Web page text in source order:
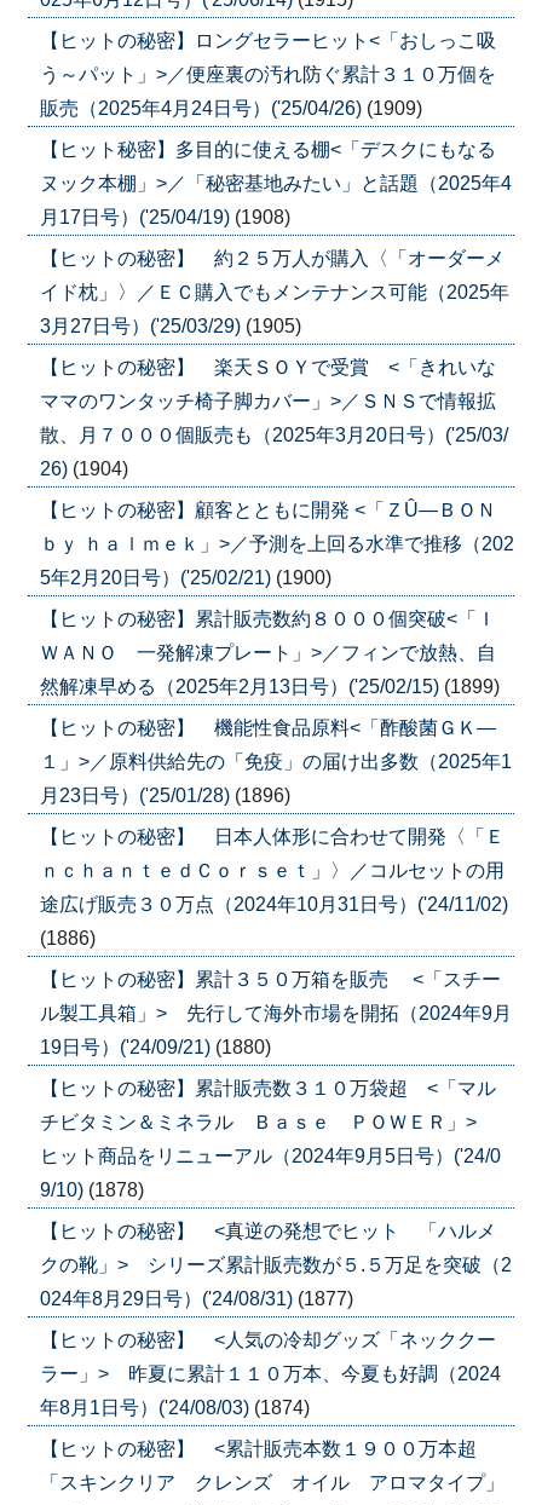
【ヒットの秘密】ロングセラーヒット<「おしっこ吸
う～パット」>／便座裏の汚れ防ぐ累計３１０万個を
販売（2025年4月24日号）('25/04/26) (1909)
【ヒット秘密】多目的に使える棚<「デスクにもなる
ヌック本棚」>／「秘密基地みたい」と話題（2025年4
月17日号）('25/04/19) (1908)
【ヒットの秘密】 約２５万人が購入〈「オーダーメ
イド枕」〉／ＥＣ購入でもメンテナンス可能（2025年
3月27日号）('25/03/29) (1905)
【ヒットの秘密】 楽天ＳＯＹで受賞 <「きれいな
ママのワンタッチ椅子脚カバー」>／ＳＮＳで情報拡
散、月７０００個販売も（2025年3月20日号）('25/03/
26) (1904)
【ヒットの秘密】顧客とともに開発 <「ＺÛ―ＢＯＮ
ｂｙ ｈａｌｍｅｋ」>／予測を上回る水準で推移（202
5年2月20日号）('25/02/21) (1900)
【ヒットの秘密】累計販売数約８０００個突破<「Ｉ
ＷＡＮＯ 一発解凍プレート」>／フィンで放熱、自
然解凍早める（2025年2月13日号）('25/02/15) (1899)
【ヒットの秘密】 機能性食品原料<「酢酸菌ＧＫ―
１」>／原料供給先の「免疫」の届け出多数（2025年1
月23日号）('25/01/28) (1896)
【ヒットの秘密】 日本人体形に合わせて開発〈「Ｅ
ｎｃｈａｎｔｅｄＣｏｒｓｅｔ」〉／コルセットの用
途広げ販売３０万点（2024年10月31日号）('24/11/02)
(1886)
【ヒットの秘密】累計３５０万箱を販売 <「スチー
ル製工具箱」> 先行して海外市場を開拓（2024年9月
19日号）('24/09/21) (1880)
【ヒットの秘密】累計販売数３１０万袋超 <「マル
チビタミン＆ミネラル Ｂａｓｅ ＰＯＷＥＲ」>
ヒット商品をリニューアル（2024年9月5日号）('24/0
9/10) (1878)
【ヒットの秘密】 <真逆の発想でヒット 「ハルメ
クの靴」> シリーズ累計販売数が５.５万足を突破（2
024年8月29日号）('24/08/31) (1877)
【ヒットの秘密】 <人気の冷却グッズ「ネッククー
ラー」> 昨夏に累計１１０万本、今夏も好調（2024
年8月1日号）('24/08/03) (1874)
【ヒットの秘密】 <累計販売本数１９００万本超
「スキンクリア クレンズ オイル アロマタイプ」